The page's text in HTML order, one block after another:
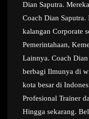
Dian Saputra.
Coach Dian
kalangan Corporate
Pemerintahaan,
Lainnya. Coach
berbagi Ilmunya di
kota besar di
Profesional Trainer
Hingga sekarang.